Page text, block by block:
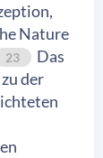
Nature
23
Das
der